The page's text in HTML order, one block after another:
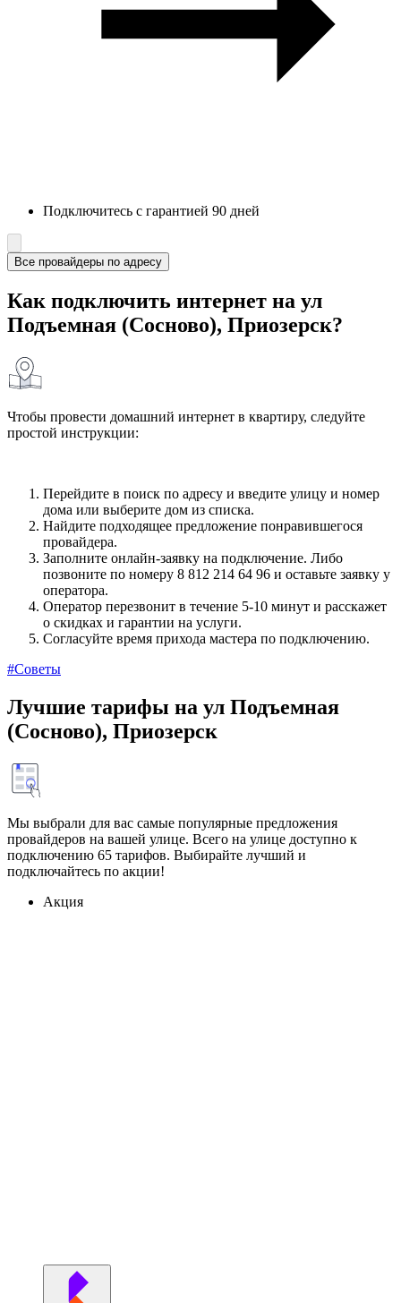
Подключитесь с гарантией 90 дней
Все провайдеры по адресу
Как подключить интернет на ул
Подъемная (Сосново), Приозерск?
Чтобы провести домашний интернет в квартиру, следуйте
простой инструкции:
Перейдите в поиск по адресу и введите улицу и номер
дома или выберите дом из списка.
Найдите подходящее предложение понравившегося
провайдера.
Заполните онлайн-заявку на подключение. Либо
позвоните по номеру 8 812 214 64 96 и оставьте заявку у
оператора.
Оператор перезвонит в течение 5-10 минут и расскажет
о скидках и гарантии на услуги.
Согласуйте время прихода мастера по подключению.
#Советы
Лучшие тарифы на ул Подъемная
(Сосново), Приозерск
Мы выбрали для вас самые популярные предложения
провайдеров на вашей улице. Всего на улице доступно к
подключению 65 тарифов. Выбирайте лучший и
подключайтесь по акции!
Акция